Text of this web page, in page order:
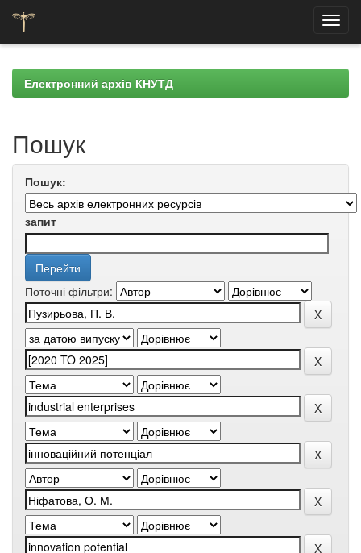
navigationЕлектронний архів КНУТД
Пошук
Пошук:
запит
Поточні фільтри: